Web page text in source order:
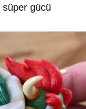
süper gücü